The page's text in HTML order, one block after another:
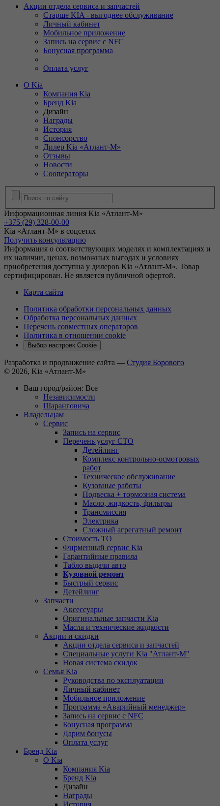
Акции отдела сервиса и запчастей
Старше KIA - выгоднее обслуживание
Личный кабинет
Мобильное приложение
Запись на сервис с NFC
Бонусная программа
Оплата услуг
О Kia
Компания Kia
Бренд Kia
Дизайн
Награды
История
Спонсорство
Дилер Kia «Атлант-М»
Отзывы
Новости
Сооператоры
Информационная линия Kia «Атлант-М»
+375 (29) 328-00-00
Kia «Атлант-М» в соцсетях
Получить консультацию
Информация о соответствующих моделях и комплектациях и
их наличии, ценах, возможных выгодах и условиях
приобретения доступна у дилеров Kia «Атлант-М». Товар
сертифицирован. Не является публичной офертой.
Карта сайта
Политика обработки персональных данных
Обработка персональных данных
Перечень совместных операторов
Политика в отношении cookie
Выбор настроек Cookie
Разработка и продвижение сайта — Студия Борового
© 2026, Kia «Атлант-М»
Ваш город/район: Все
Независимости
Шаранговича
Владельцам
Сервис
Запись на сервис
Перечень услуг СТО
Детейлинг
Комплекс контрольно-осмотровых
работ
Техническое обслуживание
Кузовные работы
Подвеска + тормозная система
Масло, жидкость, фильтры
Трансмиссия
Электрика
Сложный агрегатный ремонт
Стоимость ТО
Фирменный сервис Kia
Гарантийные правила
Табло выдачи авто
Кузовной ремонт
Быстрый сервис
Детейлинг
Запчасти
Аксессуары
Оригинальные запчасти Kia
Масла и технические жидкости
Акции и скидки
Акции отдела сервиса и запчастей
Специальные услуги Kia "Атлант-М"
Новая система скидок
Семья Kia
Руководства по эксплуатации
Личный кабинет
Мобильное приложение
Программа «Аварийный менеджер»
Запись на сервис с NFC
Бонусная программа
Дарим бонусы
Оплата услуг
Бренд Kia
О Kia
Компания Kia
Бренд Kia
Дизайн
Награды
История